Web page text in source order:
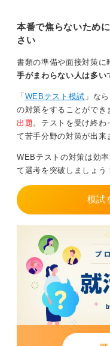
て就活を有利に進めま
本番で焦らないため
さい
書類の準備や面接対策に
手がまわらない人は多い
「 WEBテスト模試 」な
の対策をすることができ
出題。テストを受け終わ
て苦手分野の対策が出来
WEBテストの対策は効
て選考を突破しましょう
模試